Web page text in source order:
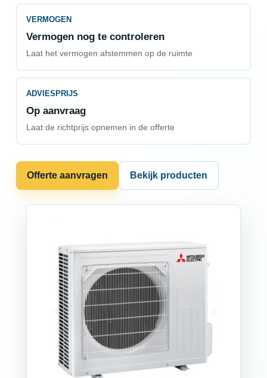
VERMOGEN
Vermogen nog te controleren
Laat het vermogen afstemmen op de ruimte
ADVIESPRIJS
Op aanvraag
Laat de richtprijs opnemen in de offerte
Offerte aanvragen Bekijk producten